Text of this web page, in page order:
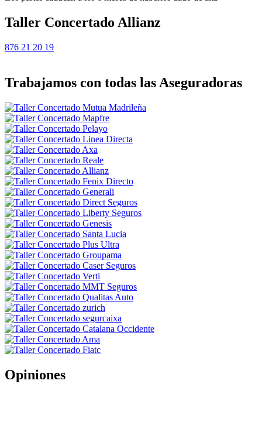
Taller Concertado Allianz
876 21 20 19
Trabajamos con todas las Aseguradoras
Opiniones